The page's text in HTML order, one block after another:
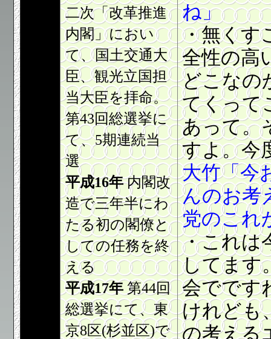
二次「改革推進
内閣」におい
て、国土交通大
臣、観光立国担
当大臣を拝命。
第43回総選挙に
て、5期連続当
選
平成16年内閣改
造で三年半にわ
たる初の閣僚と
しての任務を終
える
平成17年 第44回
総選挙にて、東
京8区(杉並区)で
ね」
・無くす
全性の高
どこなの
てくって
あって。
すよ。今
大竹「今
んのお考
党のこれ
・これは
してます
会でです
けれども
の考える